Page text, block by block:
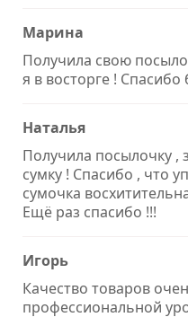
Марина
Получила свою
я в восторге !
Наталья
Получила посылочку ,
сумку ! Спасибо , что
сумочка
Ещё раз спасибо !!!
Игорь
Качество товаров
профессиональной